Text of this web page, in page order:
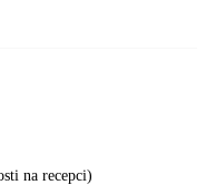
na recepci)